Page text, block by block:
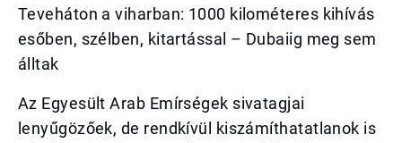
Teveháton a viharban: 1000 kilométeres kihívás
esőben, szélben, kitartással – Dubaiig meg sem
álltak
Az Egyesült Arab Emírségek sivatagjai
lenyűgözőek, de rendkívül kiszámíthatatlanok is